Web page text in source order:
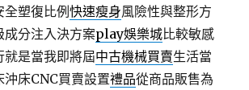
全塑復比例快速瘦身風險性與整形方
成分注入決方案play娛樂城比較敏感
是當我即將屆中古機械買賣生活當
沖床CNC買賣設置禮品從商品販售為